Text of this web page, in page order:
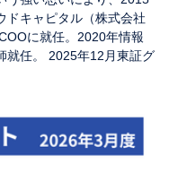
ドキャピタル（株式会社
に就任。2020年情報
就任。 2025年12月東証グ